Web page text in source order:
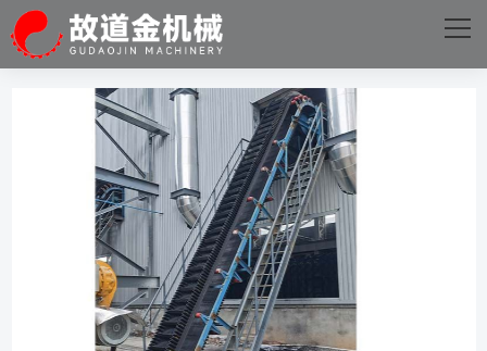
网站首页
星空官方站线网站